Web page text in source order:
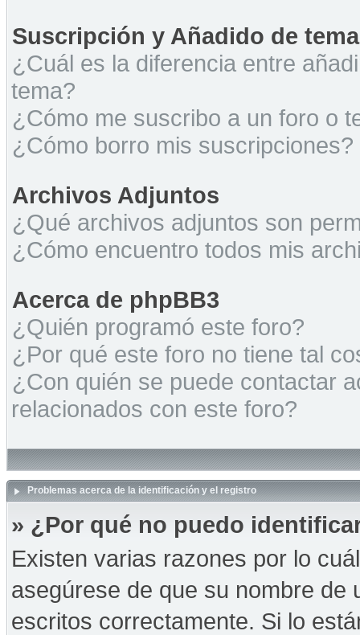
Suscripción y Añadido de
¿Cuál es la diferencia entre
tema?
¿Cómo me suscribo a un foro o
¿Cómo borro mis suscripciones?
Archivos Adjuntos
¿Qué archivos adjuntos son
¿Cómo encuentro todos mis
Acerca de phpBB3
¿Quién programó este foro?
¿Por qué este foro no tiene tal
¿Con quién se puede contactar
relacionados con este foro?
Problemas acerca de la identificación y el registro
» ¿Por qué no puedo
Existen varias razones por lo
asegúrese de que su nombre
escritos correctamente. Si lo